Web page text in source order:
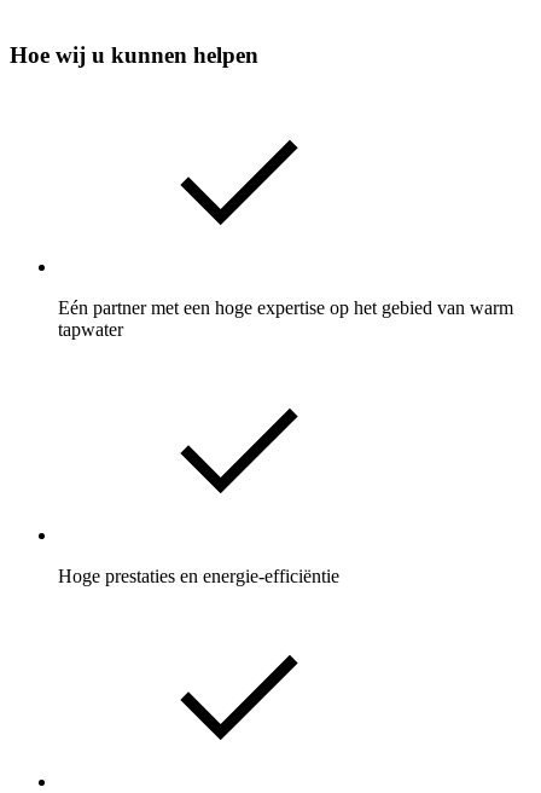
Hoe wij u kunnen helpen
Eén partner met een hoge expertise op het gebied van warm
tapwater
Hoge prestaties en energie-efficiëntie